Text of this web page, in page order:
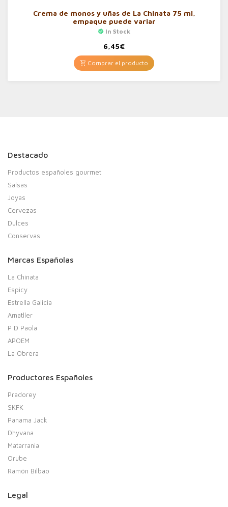
Crema de monos y uñas de La Chinata 75 ml,
empaque puede variar
In Stock
6,45€
Comprar el producto
Destacado
Productos españoles gourmet
Salsas
Joyas
Cervezas
Dulces
Conservas
Marcas Españolas
La Chinata
Espicy
Estrella Galicia
Amatller
P D Paola
APOEM
La Obrera
Productores Españoles
Pradorey
SKFK
Panama Jack
Dhyvana
Matarrania
Orube
Ramón Bilbao
Legal